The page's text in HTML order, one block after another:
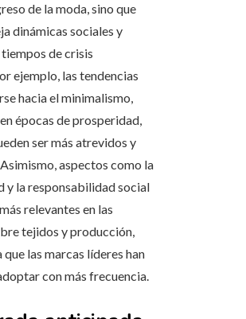
de la moda, sino que
dinámicas sociales y
de crisis
ejemplo, las tendencias
hacia el minimalismo,
épocas de prosperidad,
ser más atrevidos y
aspectos como la
y la responsabilidad social
relevantes en las
tejidos y producción,
que las marcas líderes han
con más frecuencia.